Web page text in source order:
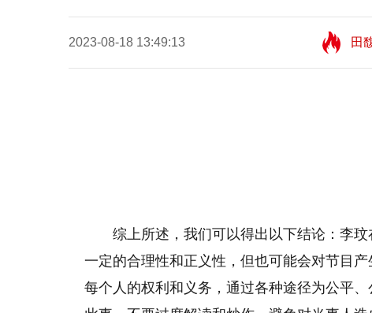
2023-08-18 13:49:13
田
望
田
综上所述，我们可以得出以下结论：李
一定的合理性和正义性，但也可能会对节目
每个人的权利和义务，通过各种途径为公平